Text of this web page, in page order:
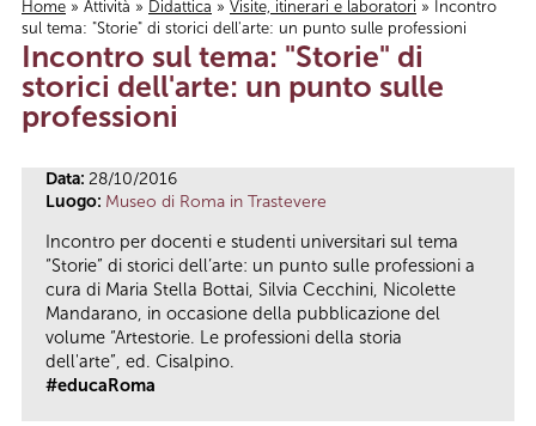
Tu sei qui
Home » Attività » Didattica » Visite, itinerari e laboratori » Incontro
sul tema: "Storie" di storici dell'arte: un punto sulle professioni
Incontro sul tema: "Storie" di
storici dell'arte: un punto sulle
professioni
Data: 28/10/2016
Luogo: Museo di Roma in Trastevere
Incontro per docenti e studenti universitari sul tema
“Storie” di storici dell’arte: un punto sulle professioni a
cura di Maria Stella Bottai, Silvia Cecchini, Nicolette
Mandarano, in occasione della pubblicazione del
volume “Artestorie. Le professioni della storia
dell'arte”, ed. Cisalpino.
#educaRoma